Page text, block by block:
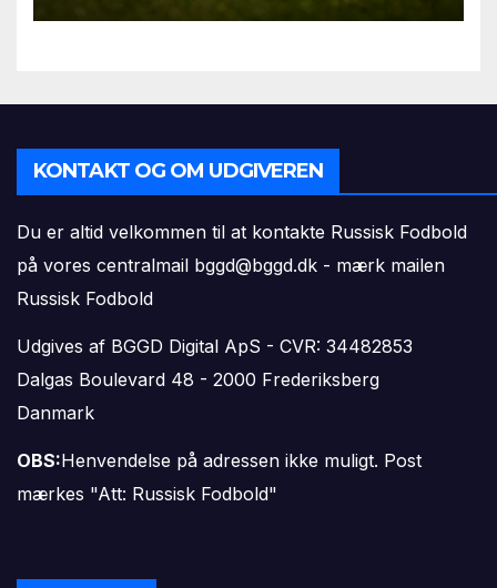
KONTAKT OG OM UDGIVEREN
Du er altid velkommen til at kontakte Russisk Fodbold
på vores centralmail bggd@bggd.dk - mærk mailen
Russisk Fodbold
Udgives af BGGD Digital ApS - CVR: 34482853
Dalgas Boulevard 48 - 2000 Frederiksberg
Danmark
OBS:Henvendelse på adressen ikke muligt. Post
mærkes "Att: Russisk Fodbold"